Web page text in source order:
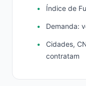
Índice de
Demanda:
Cidades,
contratam